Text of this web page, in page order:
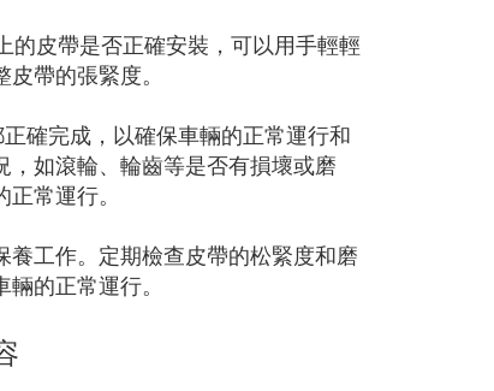
的皮帶是否正確安裝，可以用手輕輕
帶的張緊度。
確完成，以確保車輛的正常運行和
如滾輪、輪齒等是否有損壞或磨
常運行。
工作。定期檢查皮帶的松緊度和磨
的正常運行。